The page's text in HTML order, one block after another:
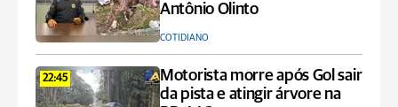
Antônio Olinto
COTIDIANO
22:45
Motorista morre após Gol sair
da pista e atingir árvore na